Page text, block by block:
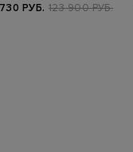
РУБ. 123 900 РУБ.